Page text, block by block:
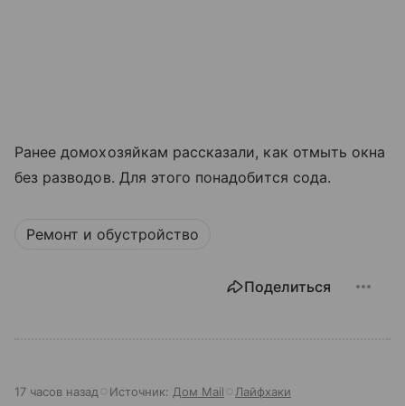
Ранее домохозяйкам рассказали, как отмыть окна
без разводов. Для этого понадобится сода.
Ремонт и обустройство
Поделиться
17 часов назад Источник: Дом Mail Лайфхаки